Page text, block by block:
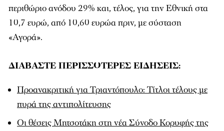
περιθώριο ανόδου 29% και, τέλος, για την Εθνική στα
10,7 ευρώ, από 10,60 ευρώα πριν, με σύσταση
«Αγορά».
ΔΙΑΒΑΣΤΕ ΠΕΡΙΣΣΟΤΕΡΕΣ ΕΙΔΗΣΕΙΣ:
Προανακριτική για Τριαντόπουλο: Τίτλοι τέλους με
πυρά της αντιπολίτευσης
Οι θέσεις Μητσοτάκη στη νέα Σύνοδο Κορυφής της